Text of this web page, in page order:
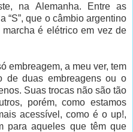
na Alemanha. Entre as
“S”, que o câmbio argentino
é elétrico em vez de
embreagem, a meu ver, tem
de duas embreagens ou o
Suas trocas não são tão
porém, como estamos
acessível, como é o up!,
para aqueles que têm que